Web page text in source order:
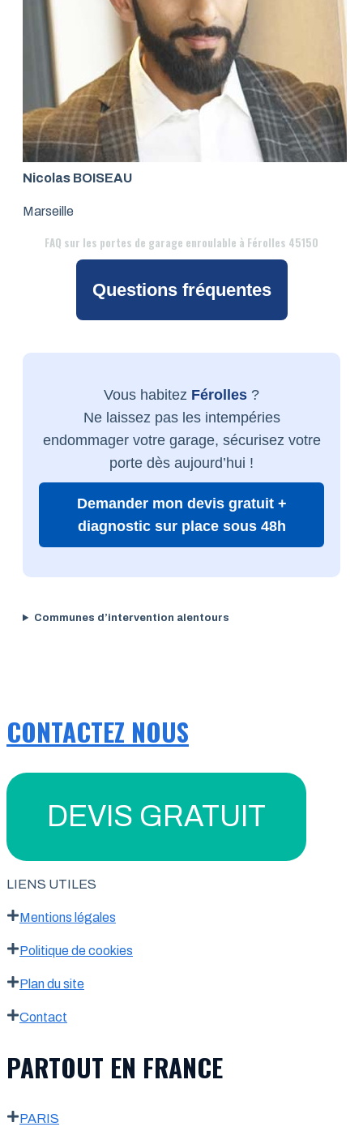
Nicolas BOISEAU
Marseille
FAQ sur les portes de garage enroulable à Férolles 45150
Questions fréquentes
Vous habitez Férolles ?
Ne laissez pas les intempéries
endommager votre garage, sécurisez votre
porte dès aujourd’hui !
Demander mon devis gratuit +
diagnostic sur place sous 48h
Communes d’intervention alentours
CONTACTEZ NOUS
DEVIS GRATUIT
LIENS UTILES
Mentions légales
Politique de cookies
Plan du site
Contact
PARTOUT EN FRANCE
PARIS